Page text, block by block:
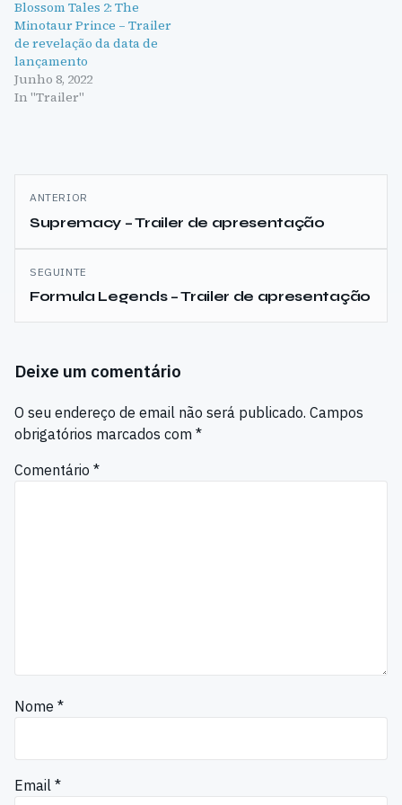
Blossom Tales 2: The
Minotaur Prince – Trailer
de revelação da data de
lançamento
Junho 8, 2022
In "Trailer"
Navegação
de
artigos
ANTERIOR
Supremacy – Trailer de apresentação
SEGUINTE
Formula Legends – Trailer de apresentação
Deixe um comentário
O seu endereço de email não será publicado. Campos
obrigatórios marcados com *
Comentário *
Nome *
Email *